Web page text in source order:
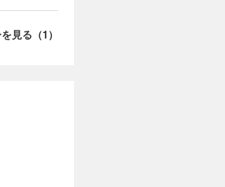
見る（1）